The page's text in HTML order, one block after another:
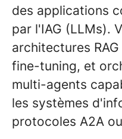
des applications
par l'IAG (LLMs).
architectures
fine-tuning, et
multi-agents
les systèmes
protocoles A2A